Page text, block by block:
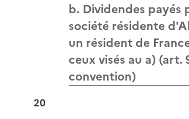
b. Dividendes payés
société résidente
un résident de
ceux visés au a) (art.
convention)
20